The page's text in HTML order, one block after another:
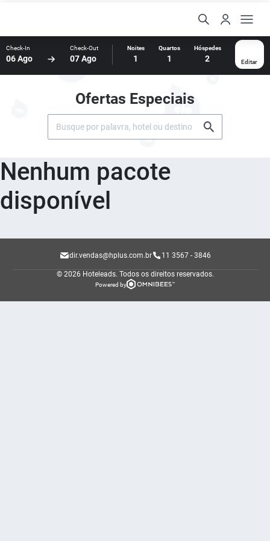
Check-In
06 Ago
Check-Out
07 Ago
Noites
1
Quartos
1
Hóspedes
2 Editar
Ofertas Especiais
Nenhum pacote
disponível
dir.vendas@hplus.com.br 11 3567 - 3846
© 2026 Hoteleads. Todos os direitos reservados.
Powered by